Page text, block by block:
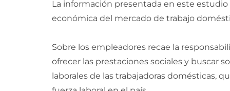
La información presentada en este
económica del mercado de trabajo
Sobre los empleadores recae la
ofrecer las prestaciones sociales y buscar
laborales de las trabajadoras domésticas,